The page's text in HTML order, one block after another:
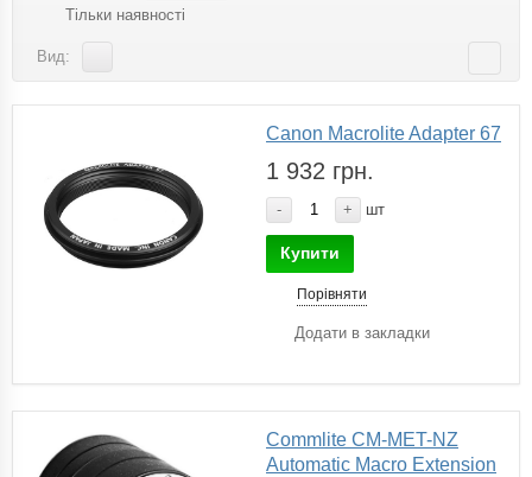
Тільки наявності
Вид:
Canon Macrolite Adapter 67
1 932 грн.
- + шт
Купити
Порівняти
Додати в закладки
Commlite CM-MET-NZ
Automatic Macro Extension